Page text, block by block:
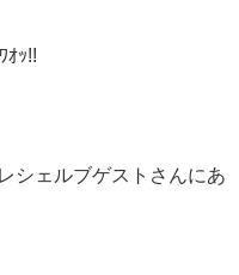
ｵｯ!!
シェルブゲストさんにあ